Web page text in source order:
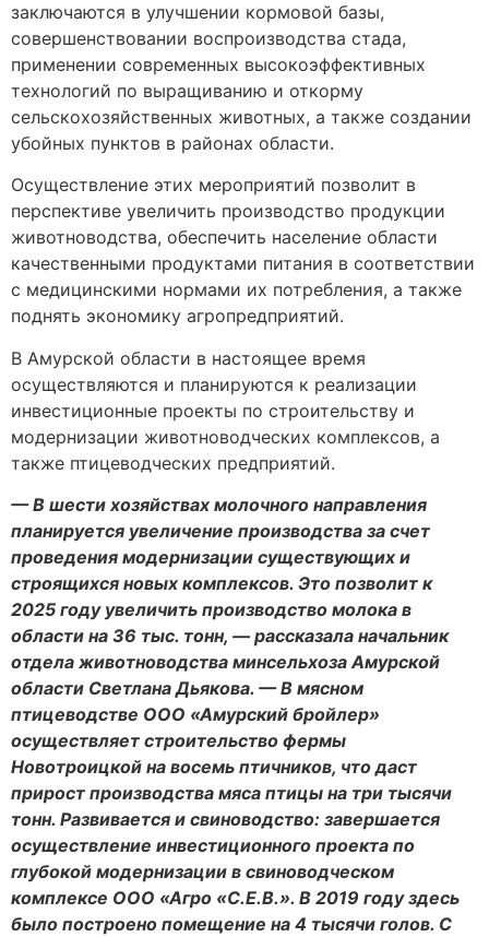
заключаются в улучшении кормовой базы,
совершенствовании воспроизводства стада,
применении современных высокоэффективных
технологий по выращиванию и откорму
сельскохозяйственных животных, а также создании
убойных пунктов в районах области.
Осуществление этих мероприятий позволит в
перспективе увеличить производство продукции
животноводства, обеспечить население области
качественными продуктами питания в соответствии
с медицинскими нормами их потребления, а также
поднять экономику агропредприятий.
В Амурской области в настоящее время
осуществляются и планируются к реализации
инвестиционные проекты по строительству и
модернизации животноводческих комплексов, а
также птицеводческих предприятий.
— В шести хозяйствах молочного направления
планируется увеличение производства за счет
проведения модернизации существующих и
строящихся новых комплексов. Это позволит к
2025 году увеличить производство молока в
области на 36 тыс. тонн, — рассказала начальник
отдела животноводства минсельхоза Амурской
области Светлана Дьякова. — В мясном
птицеводстве ООО «Амурский бройлер»
осуществляет строительство фермы
Новотроицкой на восемь птичников, что даст
прирост производства мяса птицы на три тысячи
тонн. Развивается и свиноводство: завершается
осуществление инвестиционного проекта по
глубокой модернизации в свиноводческом
комплексе ООО «Агро «С.Е.В.». В 2019 году здесь
было построено помещение на 4 тысячи голов. С